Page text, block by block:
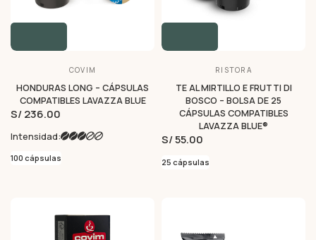
COVIM
HONDURAS LONG – CÁPSULAS
COMPATIBLES LAVAZZA BLUE
S/ 236.00
Intensidad:
100 cápsulas
RISTORA
TE AL MIRTILLO E FRUTTI DI
BOSCO – BOLSA DE 25
CÁPSULAS COMPATIBLES
LAVAZZA BLUE®
S/ 55.00
25 cápsulas